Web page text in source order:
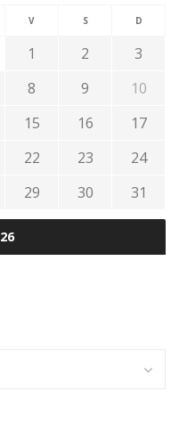
V S D
1 2
3
8 9
10
15 16
17
22 23
24
29 30 31